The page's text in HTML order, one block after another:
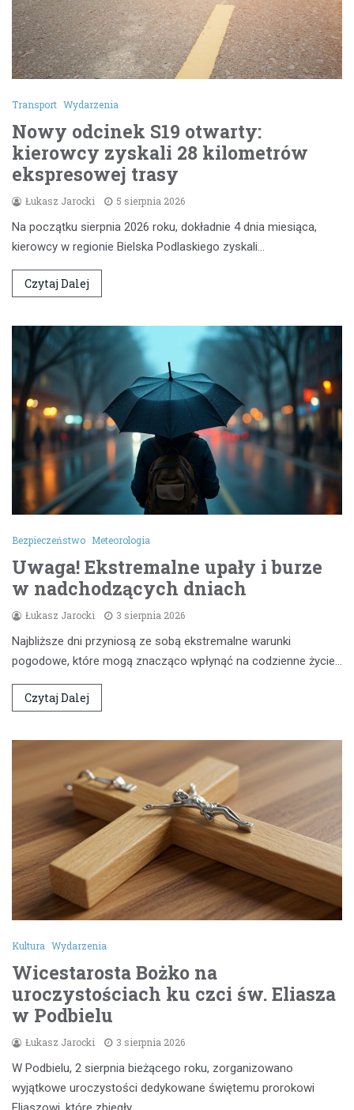
Transport Wydarzenia
Nowy odcinek S19 otwarty:
kierowcy zyskali 28 kilometrów
ekspresowej trasy
Łukasz Jarocki 5 sierpnia 2026
Na początku sierpnia 2026 roku, dokładnie 4 dnia miesiąca,
kierowcy w regionie Bielska Podlaskiego zyskali…
Czytaj Dalej
Bezpieczeństwo Meteorologia
Uwaga! Ekstremalne upały i burze
w nadchodzących dniach
Łukasz Jarocki 3 sierpnia 2026
Najbliższe dni przyniosą ze sobą ekstremalne warunki
pogodowe, które mogą znacząco wpłynąć na codzienne życie…
Czytaj Dalej
Kultura Wydarzenia
Wicestarosta Bożko na
uroczystościach ku czci św. Eliasza
w Podbielu
Łukasz Jarocki 3 sierpnia 2026
W Podbielu, 2 sierpnia bieżącego roku, zorganizowano
wyjątkowe uroczystości dedykowane świętemu prorokowi